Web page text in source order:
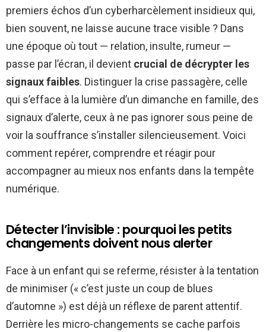
premiers échos d’un cyberharcèlement insidieux qui,
bien souvent, ne laisse aucune trace visible ? Dans
une époque où tout — relation, insulte, rumeur —
passe par l’écran, il devient crucial de décrypter les
signaux faibles. Distinguer la crise passagère, celle
qui s’efface à la lumière d’un dimanche en famille, des
signaux d’alerte, ceux à ne pas ignorer sous peine de
voir la souffrance s’installer silencieusement. Voici
comment repérer, comprendre et réagir pour
accompagner au mieux nos enfants dans la tempête
numérique.
Détecter l’invisible : pourquoi les petits
changements doivent nous alerter
Face à un enfant qui se referme, résister à la tentation
de minimiser (« c’est juste un coup de blues
d’automne ») est déjà un réflexe de parent attentif.
Derrière les micro-changements se cache parfois